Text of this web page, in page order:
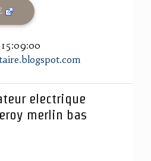
electrique
merlin bas